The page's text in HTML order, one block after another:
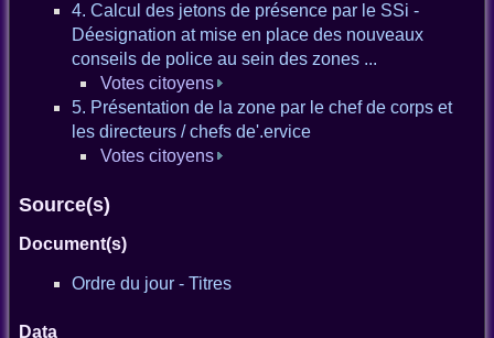
4. Calcul des jetons de présence par le SSi -
Déesignation at mise en place des nouveaux
conseils de police au sein des zones ...
Votes citoyens
5. Présentation de la zone par le chef de corps et
les directeurs / chefs de'.ervice
Votes citoyens
Source(s)
Document(s)
Ordre du jour - Titres
Data